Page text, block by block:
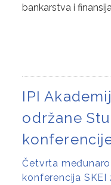
bankarstva i
IPI
održane
Četvrta
konferencija SKEI